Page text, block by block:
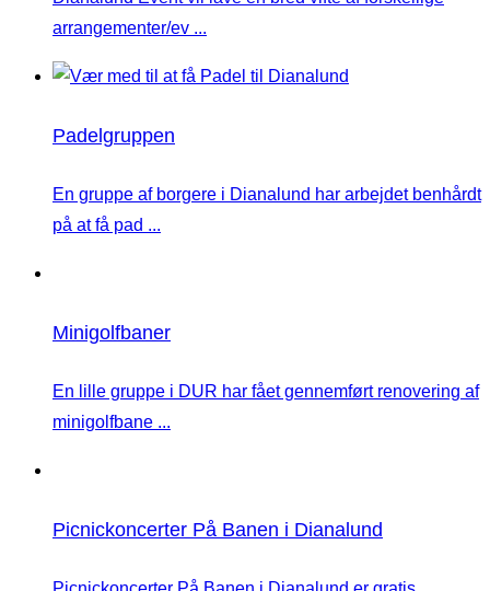
arrangementer/ev ...
Padelgruppen
En gruppe af borgere i Dianalund har arbejdet benhårdt
på at få pad ...
Minigolfbaner
En lille gruppe i DUR har fået gennemført renovering af
minigolfbane ...
Picnickoncerter På Banen i Dianalund